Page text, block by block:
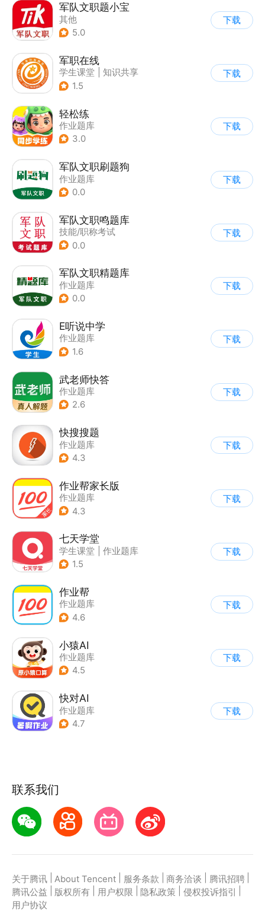
军队文职题小宝
其他
5.0
下载
军职在线
学生课堂
知识共享
1.5
下载
轻松练
作业题库
3.0
下载
军队文职刷题狗
作业题库
0.0
下载
军队文职鸣题库
技能/职称考试
0.0
下载
军队文职精题库
作业题库
0.0
下载
E听说中学
作业题库
1.6
下载
武老师快答
作业题库
2.6
下载
快搜搜题
作业题库
4.3
下载
作业帮家长版
作业题库
4.3
下载
七天学堂
学生课堂
作业题库
1.5
下载
作业帮
作业题库
4.6
下载
小猿AI
作业题库
4.5
下载
快对AI
作业题库
4.7
下载
联系我们
关于腾讯 About Tencent 服务条款 商务洽谈 腾讯招聘
腾讯公益
版权所有 用户权限 隐私政策 侵权投诉指引
用户协议